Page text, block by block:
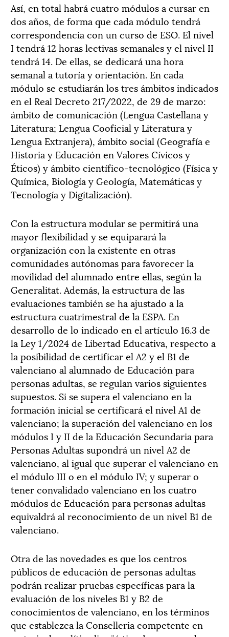
Así, en total habrá cuatro módulos a cursar en
dos años, de forma que cada módulo tendrá
correspondencia con un curso de ESO. El nivel
I tendrá 12 horas lectivas semanales y el nivel II
tendrá 14. De ellas, se dedicará una hora
semanal a tutoría y orientación. En cada
módulo se estudiarán los tres ámbitos indicados
en el Real Decreto 217/2022, de 29 de marzo:
ámbito de comunicación (Lengua Castellana y
Literatura; Lengua Cooficial y Literatura y
Lengua Extranjera), ámbito social (Geografía e
Historia y Educación en Valores Cívicos y
Éticos) y ámbito científico-tecnológico (Física y
Química, Biología y Geología, Matemáticas y
Tecnología y Digitalización).
Con la estructura modular se permitirá una
mayor flexibilidad y se equiparará la
organización con la existente en otras
comunidades autónomas para favorecer la
movilidad del alumnado entre ellas, según la
Generalitat. Además, la estructura de las
evaluaciones también se ha ajustado a la
estructura cuatrimestral de la ESPA. En
desarrollo de lo indicado en el artículo 16.3 de
la Ley 1/2024 de Libertad Educativa, respecto a
la posibilidad de certificar el A2 y el B1 de
valenciano al alumnado de Educación para
personas adultas, se regulan varios siguientes
supuestos. Si se supera el valenciano en la
formación inicial se certificará el nivel A1 de
valenciano; la superación del valenciano en los
módulos I y II de la Educación Secundaria para
Personas Adultas supondrá un nivel A2 de
valenciano, al igual que superar el valenciano en
el módulo III o en el módulo IV; y superar o
tener convalidado valenciano en los cuatro
módulos de Educación para personas adultas
equivaldrá al reconocimiento de un nivel B1 de
valenciano.
Otra de las novedades es que los centros
públicos de educación de personas adultas
podrán realizar pruebas específicas para la
evaluación de los niveles B1 y B2 de
conocimientos de valenciano, en los términos
que establezca la Conselleria competente en